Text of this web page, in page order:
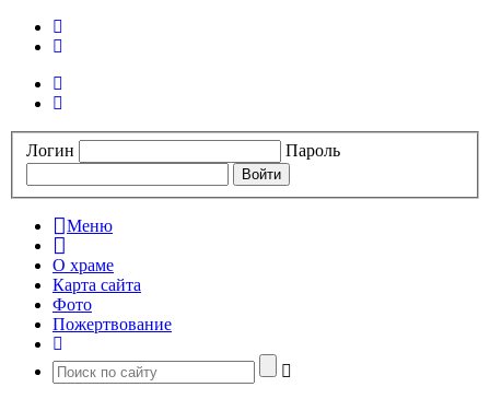
Логин Пароль
Меню
О храме
Карта сайта
Фото
Пожертвование